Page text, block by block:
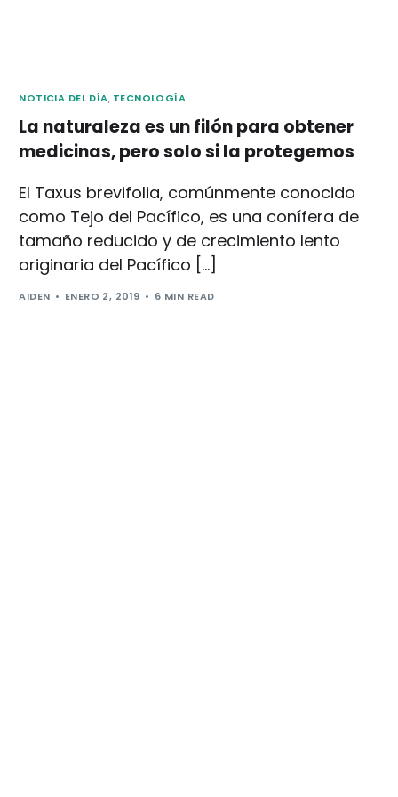
NOTICIA DEL DÍA, TECNOLOGÍA
La naturaleza es un filón para obtener
medicinas, pero solo si la protegemos
El Taxus brevifolia, comúnmente conocido
como Tejo del Pacífico, es una conífera de
tamaño reducido y de crecimiento lento
originaria del Pacífico […]
AIDEN ENERO 2, 2019 6 MIN READ